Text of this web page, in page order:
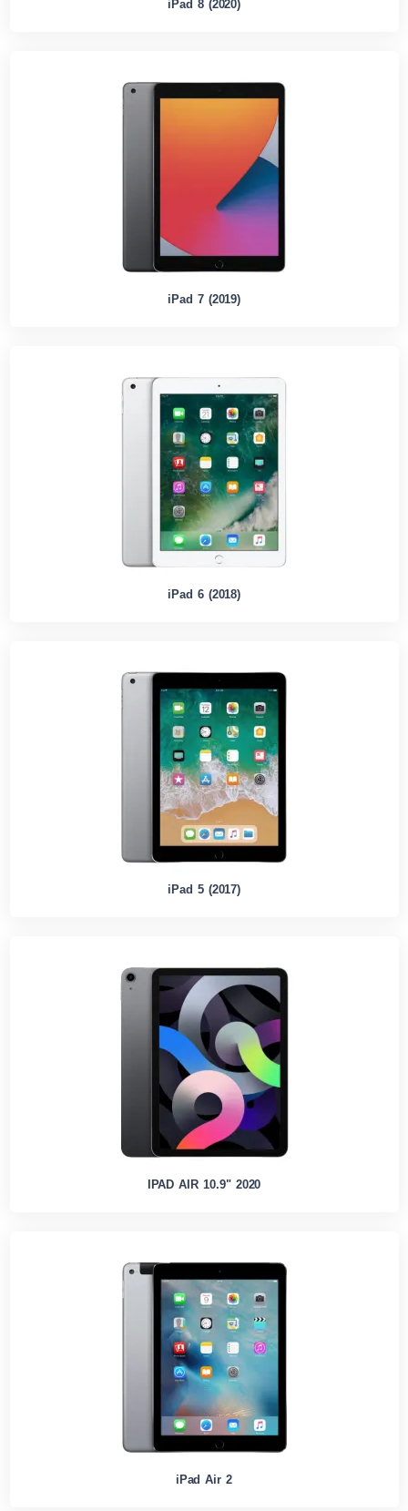
iPad 8 (2020)
iPad 7 (2019)
iPad 6 (2018)
iPad 5 (2017)
IPAD AIR 10.9" 2020
iPad Air 2